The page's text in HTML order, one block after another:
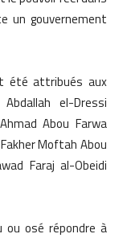
un gouvernement
été attribués aux
el-Dressi
Abou Farwa
Moftah Abou
Faraj al-Obeidi
ou osé répondre à